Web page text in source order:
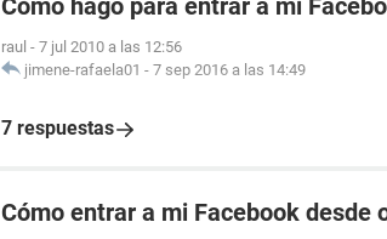
Cómo hago para entrar a mi
raul - 7 jul 2010 a las 12:56
jimene-rafaela01 - 7 sep 2016 a las 14:49
7 respuestas
Cómo entrar a mi Facebook desde